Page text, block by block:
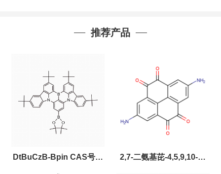
推荐产品
DtBuCzB-Bpin CAS号： 2,7-二氨基芘-4,5,9,10-四